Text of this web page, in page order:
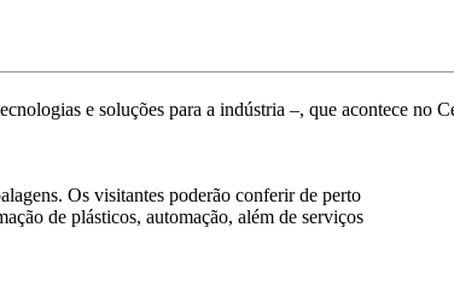
e soluções para a indústria –, que acontece no
Os visitantes poderão conferir de perto
de plásticos, automação, além de serviços